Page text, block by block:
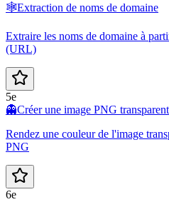
🕸️Extraction de noms de domaine
Extraire les noms de domaine à
(URL)
5e
👻Créer une image PNG
Rendez une couleur de l'image
PNG
6e